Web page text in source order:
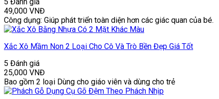
49,000 VNĐ
Công dụng: Giúp phát triển toàn diện hơn các giác quan của bé.
Xắc Xô Mầm Non 2 Loại Cho Cô Và Trò Bền Đẹp Giá Tốt
5 Đánh giá
25,000 VNĐ
Bao gồm 2 loại Dùng cho giáo viên và dùng cho trẻ